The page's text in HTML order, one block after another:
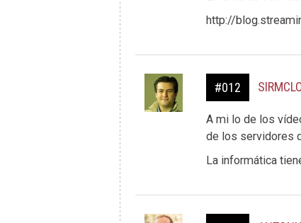
http://
#012
A mi lo de los
de los servidores
La informática